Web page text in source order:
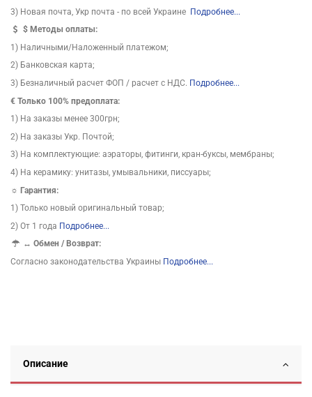
3) Новая почта, Укр почта - по всей Украине Подробнее...
$ Методы оплаты:
1) Наличными/Наложенный платежом;
2) Банковская карта;
3) Безналичный расчет ФОП / расчет с НДС. Подробнее...
€ Только 100% предоплата:
1) На заказы менее 300грн;
2) На заказы Укр. Почтой;
3) На комплектующие: аэраторы, фитинги, кран-буксы, мембраны;
4) На керамику: унитазы, умывальники, писсуары;
☼ Гарантия:
1) Только новый оригинальный товар;
2) От 1 года Подробнее...
↔Обмен / Возврат:
Согласно законодательства Украины Подробнее...
Описание